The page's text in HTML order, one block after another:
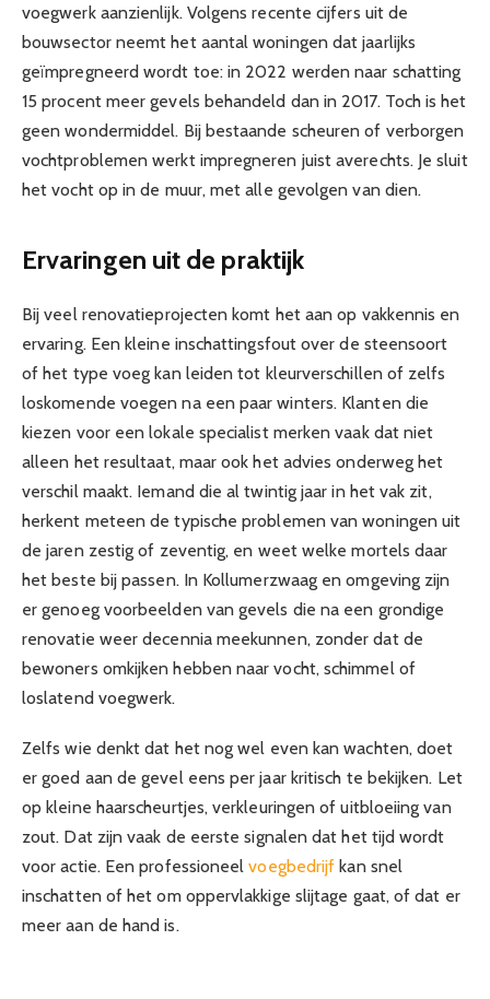
voegwerk aanzienlijk. Volgens recente cijfers uit de
bouwsector neemt het aantal woningen dat jaarlijks
geïmpregneerd wordt toe: in 2022 werden naar schatting
15 procent meer gevels behandeld dan in 2017. Toch is het
geen wondermiddel. Bij bestaande scheuren of verborgen
vochtproblemen werkt impregneren juist averechts. Je sluit
het vocht op in de muur, met alle gevolgen van dien.
Ervaringen uit de praktijk
Bij veel renovatieprojecten komt het aan op vakkennis en
ervaring. Een kleine inschattingsfout over de steensoort
of het type voeg kan leiden tot kleurverschillen of zelfs
loskomende voegen na een paar winters. Klanten die
kiezen voor een lokale specialist merken vaak dat niet
alleen het resultaat, maar ook het advies onderweg het
verschil maakt. Iemand die al twintig jaar in het vak zit,
herkent meteen de typische problemen van woningen uit
de jaren zestig of zeventig, en weet welke mortels daar
het beste bij passen. In Kollumerzwaag en omgeving zijn
er genoeg voorbeelden van gevels die na een grondige
renovatie weer decennia meekunnen, zonder dat de
bewoners omkijken hebben naar vocht, schimmel of
loslatend voegwerk.
Zelfs wie denkt dat het nog wel even kan wachten, doet
er goed aan de gevel eens per jaar kritisch te bekijken. Let
op kleine haarscheurtjes, verkleuringen of uitbloeiing van
zout. Dat zijn vaak de eerste signalen dat het tijd wordt
voor actie. Een professioneelvoegbedrijf kan snel
inschatten of het om oppervlakkige slijtage gaat, of dat er
meer aan de hand is.